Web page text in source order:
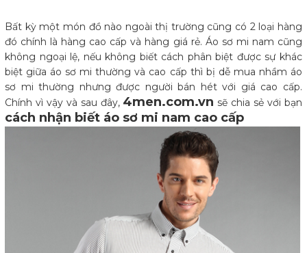
Bất kỳ một món đồ nào ngoài thị trường cũng có 2 loại hàng
đó chính là hàng cao cấp và hàng giá rẻ. Áo sơ mi nam cũng
không ngoại lệ, nếu không biết cách phân biệt được sự khác
biệt giữa áo sơ mi thường và cao cấp thì bị dễ mua nhầm áo
sơ mi thường nhưng được người bán hét với giá cao cấp.
Chính vì vậy và sau đây, 4men.com.vn sẽ chia sẻ với bạn
cách nhận biết áo sơ mi nam cao cấp